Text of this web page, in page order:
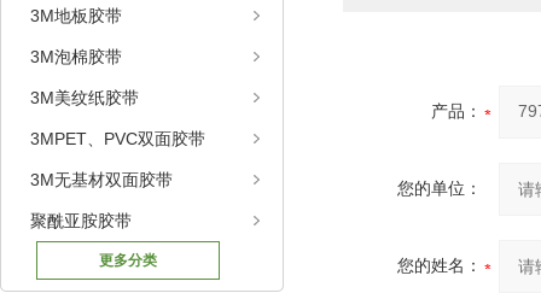
3M地板胶带
3M泡棉胶带
3M美纹纸胶带
3MPET、PVC双面胶带
3M无基材双面胶带
聚酰亚胺胶带
更多分类
产品：
您的单位：
您的姓名：